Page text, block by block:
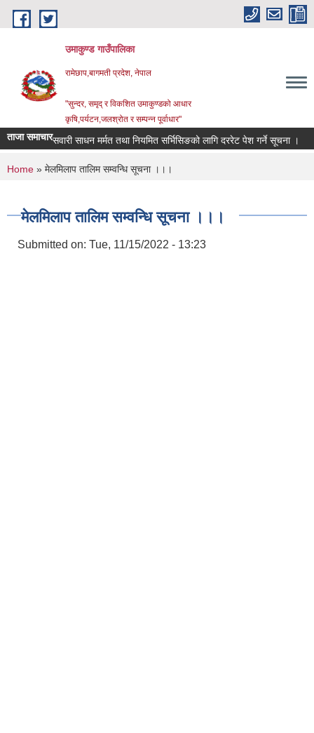
Skip to main content
उमाकुण्ड गाउँपालिका
रामेछाप,बागमती प्रदेश, नेपाल
"सुन्दर, समृद् र विकशित उमाकुण्डको आधार
कृषि,पर्यटन,जलश्रोत र सम्पन्न पूर्वाधार"
ताजा समाचार
सवारी साधन मर्मत तथा नियमित सर्भिसिङको लागि दररेट पेश गर्ने सूचना ।
You are here
Home » मेलमिलाप तालिम सम्वन्धि सूचना ।।।
मेलमिलाप तालिम सम्वन्धि सूचना ।।।
Submitted on: Tue, 11/15/2022 - 13:23